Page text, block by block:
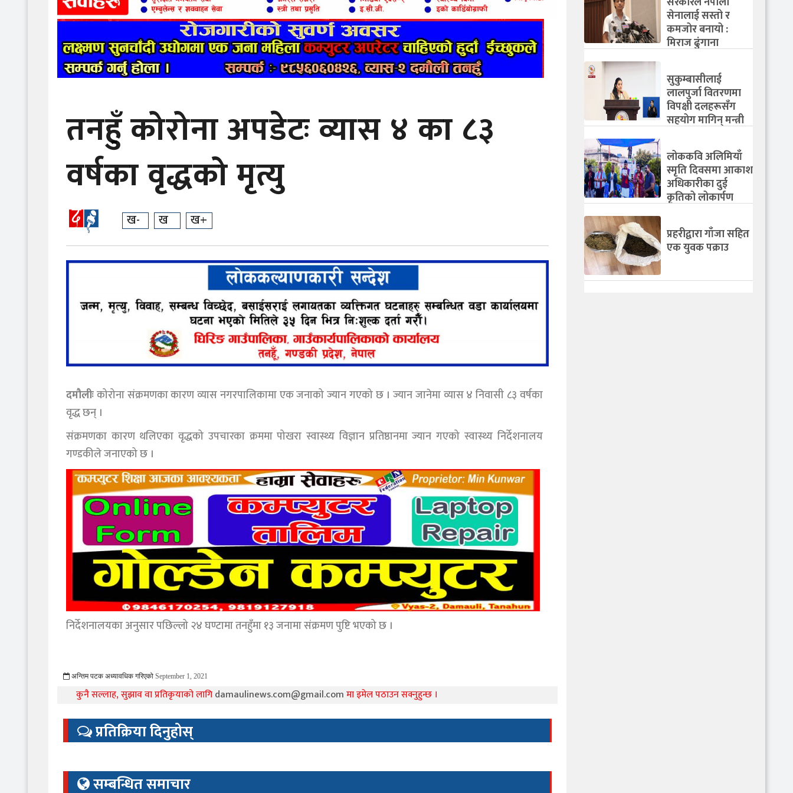
तनहुँ कोरोना अपडेटः व्यास ४ का ८३
वर्षका वृद्धको मृत्यु
ख- ख ख+
दमौलीःकोरोना संक्रमणका कारण व्यास नगरपालिकामा एक जनाको ज्यान गएको छ । ज्यान जानेमा व्यास ४ निवासी ८३ वर्षका
वृद्ध छन् ।
संक्रमणका कारण थलिएका वृद्धको उपचारका क्रममा पोखरा स्वास्थ्य विज्ञान प्रतिष्ठानमा ज्यान गएको स्वास्थ्य निर्देशनालय
गण्डकीले जनाएको छ ।
निर्देशनालयका अनुसार पछिल्लो २४ घण्टामा तनहुँमा १३ जनामा संक्रमण पुष्टि भएको छ ।
अन्तिम पटक अध्यावधिक गरिएको September 1, 2021
कुनै सल्लाह, सुझाव वा प्रतिकृयाको लागिdamaulinews.com@gmail.comमा इमेल पठाउन सक्नुहुन्छ ।
प्रतिक्रिया दिनुहोस्
सम्बन्धित समाचार
सेनालाई सस्तो र
कमजोर बनायो :
मिराज ढुंगाना
सुकुम्बासीलाई
लालपुर्जा वितरणमा
विपक्षी दलहरूसँग
सहयोग मागिन् मन्त्री
लोककवि अलिमियाँ
स्मृति दिवसमा आकाश
अधिकारीका दुई
कृतिको लोकार्पण
प्रहरीद्वारा गाँजा सहित
एक युवक पक्राउ